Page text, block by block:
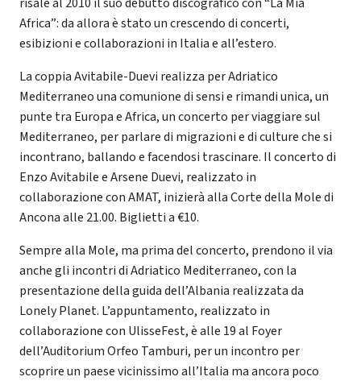
Africa”: da allora è stato un crescendo di concerti,
esibizioni e collaborazioni in Italia e all’estero.
La coppia Avitabile-Duevi realizza per Adriatico
Mediterraneo una comunione di sensi e rimandi unica, un
punte tra Europa e Africa, un concerto per viaggiare sul
Mediterraneo, per parlare di migrazioni e di culture che si
incontrano, ballando e facendosi trascinare. Il concerto di
Enzo Avitabile e Arsene Duevi, realizzato in
collaborazione con AMAT, inizierà alla Corte della Mole di
Ancona alle 21.00. Biglietti a €10.
Sempre alla Mole, ma prima del concerto, prendono il via
anche gli incontri di Adriatico Mediterraneo, con la
presentazione della guida dell’Albania realizzata da
Lonely Planet. L’appuntamento, realizzato in
collaborazione con UlisseFest, è alle 19 al Foyer
dell’Auditorium Orfeo Tamburi, per un incontro per
scoprire un paese vicinissimo all’Italia ma ancora poco